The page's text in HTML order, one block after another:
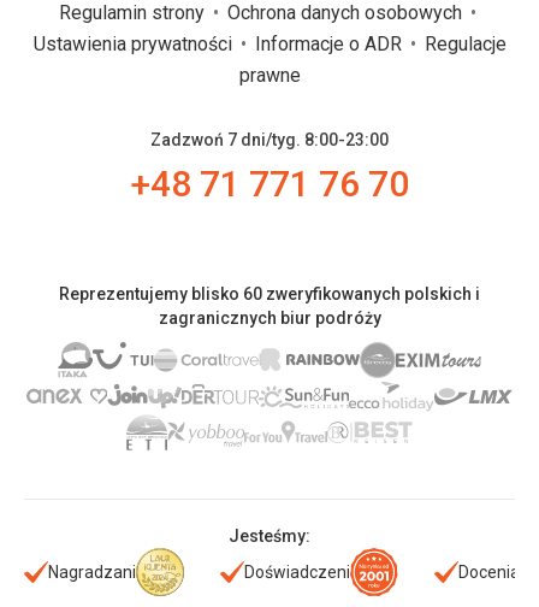
Regulamin strony
Ochrona danych osobowych
Ustawienia prywatności
Informacje o ADR
Regulacje
prawne
Zadzwoń 7 dni/tyg. 8:00-23:00
+48 71 771 76 70
Reprezentujemy blisko 60 zweryfikowanych polskich i
zagranicznych biur podróży
Jesteśmy:
Nagradzani
Doświadczeni Doceniani